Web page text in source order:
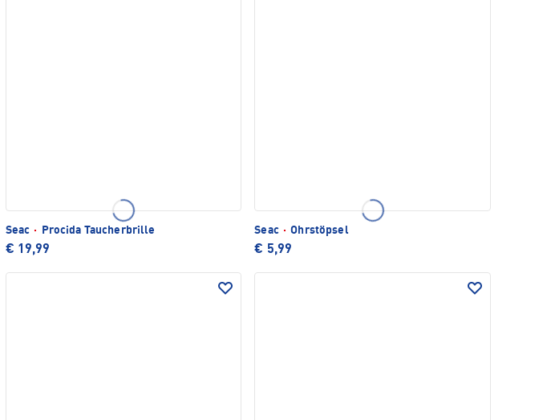
Seac · Procida Taucherbrille
€ 19,99
Seac · Ohrstöpsel
€ 5,99